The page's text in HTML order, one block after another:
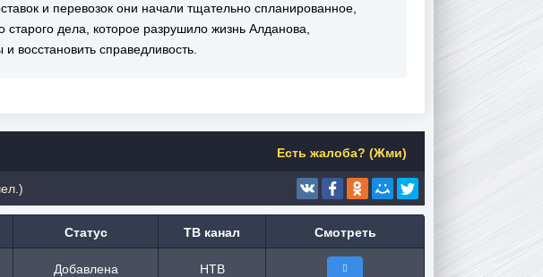
и перевозок они начали тщательно спланированное,
старого дела, которое разрушило жизнь Алданова,
восстановить справедливость.
Есть жалоба? (Жми)
Статус ТВ канал Смотреть
Добавлена НТВ